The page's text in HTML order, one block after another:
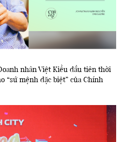
nhân Việt Kiều đầu tiên thời
“sứ mệnh đặc biệt” của Chính